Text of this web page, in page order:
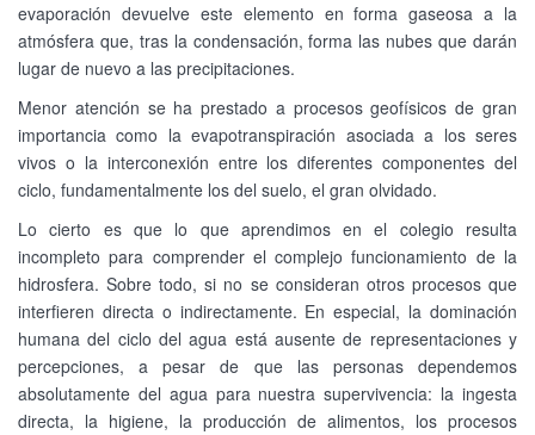
evaporación devuelve este elemento en forma gaseosa a la
atmósfera que, tras la condensación, forma las nubes que darán
lugar de nuevo a las precipitaciones.
Menor atención se ha prestado a procesos geofísicos de gran
importancia como la evapotranspiración asociada a los seres
vivos o la interconexión entre los diferentes componentes del
ciclo, fundamentalmente los del suelo, el gran olvidado.
Lo cierto es que lo que aprendimos en el colegio resulta
incompleto para comprender el complejo funcionamiento de la
hidrosfera. Sobre todo, si no se consideran otros procesos que
interfieren directa o indirectamente. En especial, la dominación
humana del ciclo del agua está ausente de representaciones y
percepciones, a pesar de que las personas dependemos
absolutamente del agua para nuestra supervivencia: la ingesta
directa, la higiene, la producción de alimentos, los procesos